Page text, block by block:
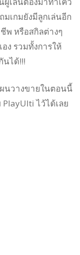
เกมยังมีลูกเล่นอีก
พ หรือสกิลต่างๆ
ง รวมทั้งการให้
นได้!!!
ผนวางขายในตอนนี้
ไว้ได้เลย